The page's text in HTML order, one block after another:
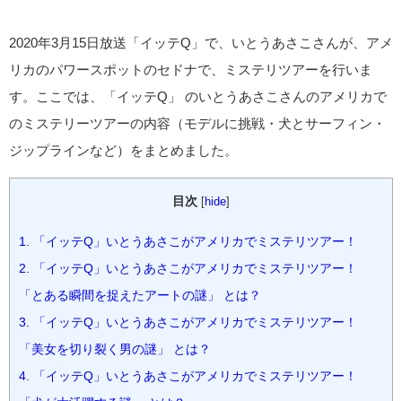
2020年3月15日放送「イッテQ」で、いとうあさこさんが、アメ
リカのパワースポットのセドナで、ミステリツアーを行いま
す。ここでは、「イッテQ」 のいとうあさこさんのアメリカで
のミステリーツアーの内容（モデルに挑戦・犬とサーフィン・
ジップラインなど）をまとめました。
目次 [hide]
1. 「イッテQ」いとうあさこがアメリカでミステリツアー！
2. 「イッテQ」いとうあさこがアメリカでミステリツアー！
「とある瞬間を捉えたアートの謎」 とは？
3. 「イッテQ」いとうあさこがアメリカでミステリツアー！
「美女を切り裂く男の謎」 とは？
4. 「イッテQ」いとうあさこがアメリカでミステリツアー！